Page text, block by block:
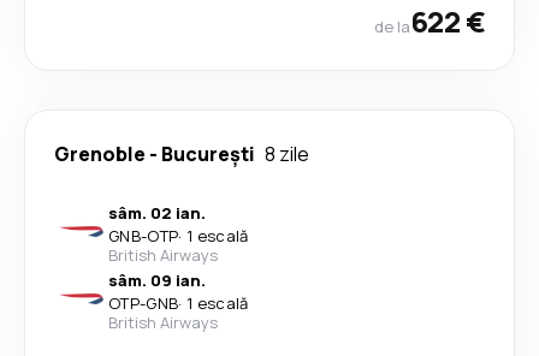
de la622 €
Grenoble - București 8 zile
sâm. 02 ian.
GNB-OTP· 1 escală
British Airways
sâm. 09 ian.
OTP-GNB· 1 escală
British Airways